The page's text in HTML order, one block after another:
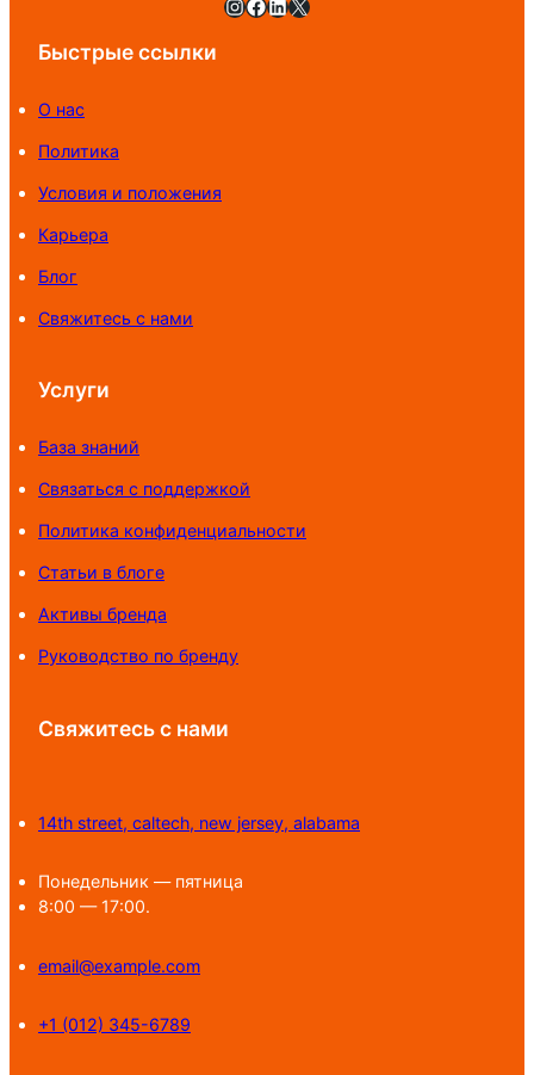
Быстрые ссылки
О нас
Политика
Условия и положения
Карьера
Блог
Свяжитесь с нами
Услуги
База знаний
Связаться с поддержкой
Политика конфиденциальности
Статьи в блоге
Активы бренда
Руководство по бренду
Свяжитесь с нами
14th street, caltech, new jersey, alabama
Понедельник — пятница
8:00 — 17:00.
email@example.com
+1 (012) 345-6789